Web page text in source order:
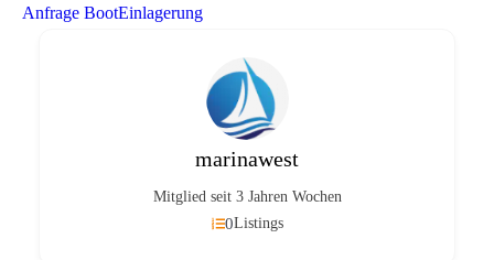
Anfrage BootEinlagerung
marinawest
Mitglied seit 3 Jahren Wochen
0Listings